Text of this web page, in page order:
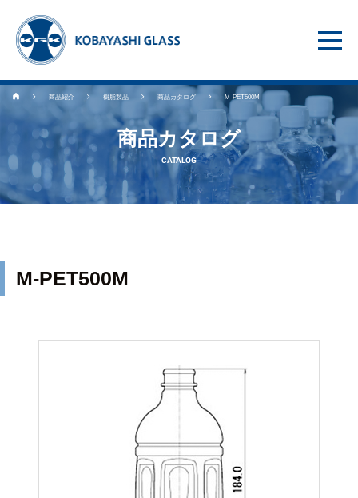
商品紹介 樹脂製品 商品カタログ M-PET500M
商品カタログ
CATALOG
M-PET500M